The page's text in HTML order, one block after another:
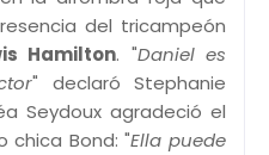
del tricampeón
Hamilton. "Daniel es
" declaró Stephanie
Seydoux agradeció el
chica Bond: "Ella puede